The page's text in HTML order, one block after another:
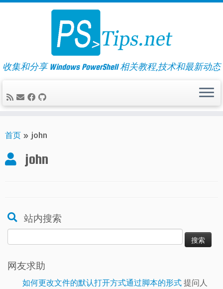
Skip
收集和分享 Windows PowerShell 相关教程,技术和最新动态
首页 » john
john
站内搜索
索：
网友求助
如何更改文件的默认打开方式通过脚本的形式提问人